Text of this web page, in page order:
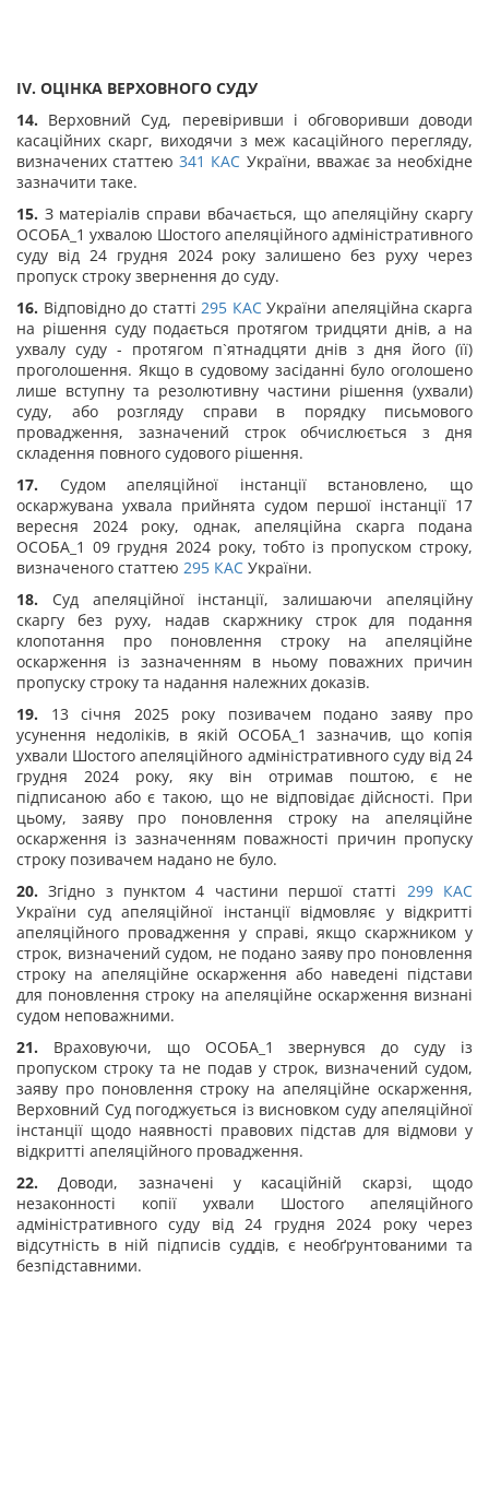
IV. ОЦІНКА ВЕРХОВНОГО СУДУ
14. Верховний Суд, перевіривши і обговоривши доводи
касаційних скарг, виходячи з меж касаційного перегляду,
визначених статтею 341 КАС України, вважає за необхідне
зазначити таке.
15. З матеріалів справи вбачається, що апеляційну скаргу
ОСОБА_1 ухвалою Шостого апеляційного адміністративного
суду від 24 грудня 2024 року залишено без руху через
пропуск строку звернення до суду.
16. Відповідно до статті 295 КАСУкраїни апеляційна скарга
на рішення суду подається протягом тридцяти днів, а на
ухвалу суду - протягом п`ятнадцяти днів з дня його (її)
проголошення. Якщо в судовому засіданні було оголошено
лише вступну та резолютивну частини рішення (ухвали)
суду, або розгляду справи в порядку письмового
провадження, зазначений строк обчислюється з дня
складення повного судового рішення.
17. Судом апеляційної інстанції встановлено, що
оскаржувана ухвала прийнята судом першої інстанції 17
вересня 2024 року, однак, апеляційна скарга подана
ОСОБА_1 09 грудня 2024 року, тобто із пропуском строку,
визначеного статтею 295 КАС України.
18. Суд апеляційної інстанції, залишаючи апеляційну
скаргу без руху, надав скаржнику строк для подання
клопотання про поновлення строку на апеляційне
оскарження із зазначенням в ньому поважних причин
пропуску строку та надання належних доказів.
19. 13 січня 2025 року позивачем подано заяву про
усунення недоліків, в якій ОСОБА_1 зазначив, що копія
ухвали Шостого апеляційного адміністративного суду від 24
грудня 2024 року, яку він отримав поштою, є не
підписаною або є такою, що не відповідає дійсності. При
цьому, заяву про поновлення строку на апеляційне
оскарження із зазначенням поважності причин пропуску
строку позивачем надано не було.
20.Згідно з пунктом 4 частини першої статті 299 КАС
України суд апеляційної інстанції відмовляє у відкритті
апеляційного провадження у справі, якщо скаржником у
строк, визначений судом, не подано заяву про поновлення
строку на апеляційне оскарження або наведені підстави
для поновлення строку на апеляційне оскарження визнані
судом неповажними.
21. Враховуючи, що ОСОБА_1 звернувся до суду із
пропуском строку та не подав у строк, визначений судом,
заяву про поновлення строку на апеляційне оскарження,
Верховний Суд погоджується із висновком суду апеляційної
інстанції щодо наявності правових підстав для відмови у
відкритті апеляційного провадження.
22.Доводи, зазначені у касаційній скарзі, щодо
незаконності копії ухвали Шостого апеляційного
адміністративного суду від 24 грудня 2024 року через
відсутність в ній підписів суддів, є необґрунтованими та
безпідставними.